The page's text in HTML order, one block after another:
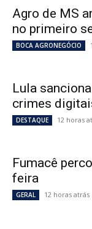
Agro de MS
no primeiro
BOCA AGRONEGÓCIO
Lula
crimes
DESTAQUE 12 horas
Fumacê
feira
GERAL 12 horas atrás